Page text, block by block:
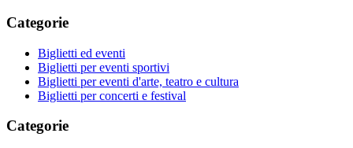
Categorie
Biglietti ed eventi
Biglietti per eventi sportivi
Biglietti per eventi d'arte, teatro e cultura
Biglietti per concerti e festival
Categorie